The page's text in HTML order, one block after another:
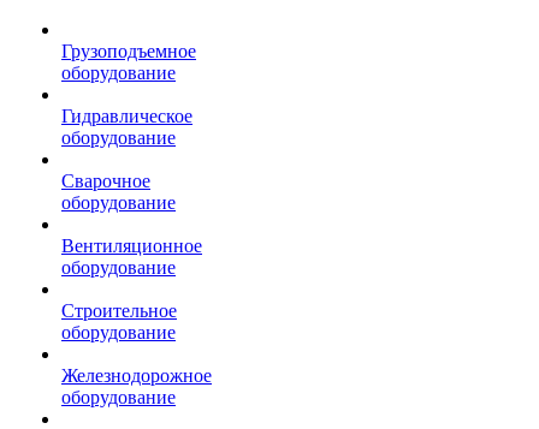
Грузоподъемное
оборудование
Гидравлическое
оборудование
Сварочное
оборудование
Вентиляционное
оборудование
Строительное
оборудование
Железнодорожное
оборудование